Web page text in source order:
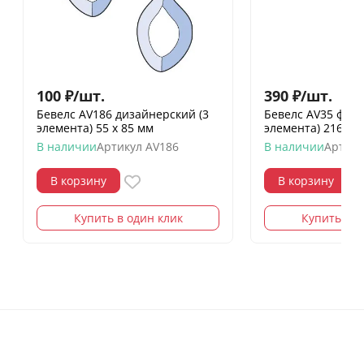
100 ₽/шт.
Бевелс AV186 дизайнерский (3
элемента) 55 х 85 мм
В наличииАртикул AV186
В корзину
Купить в один клик
390 ₽/шт.
Бевелс AV35
элемента) 216 х
В наличии
В корзину
Купить в